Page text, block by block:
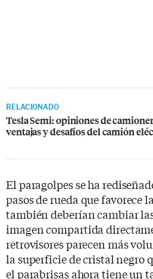
RELACIONADO
Tesla Semi: opiniones de
ventajas y desafíos del camión
El paragolpes se ha
pasos de rueda que favorece
también deberían cambiar
imagen compartida
retrovisores parecen más
la superficie de cristal negro
el parabrisas ahora tiene un